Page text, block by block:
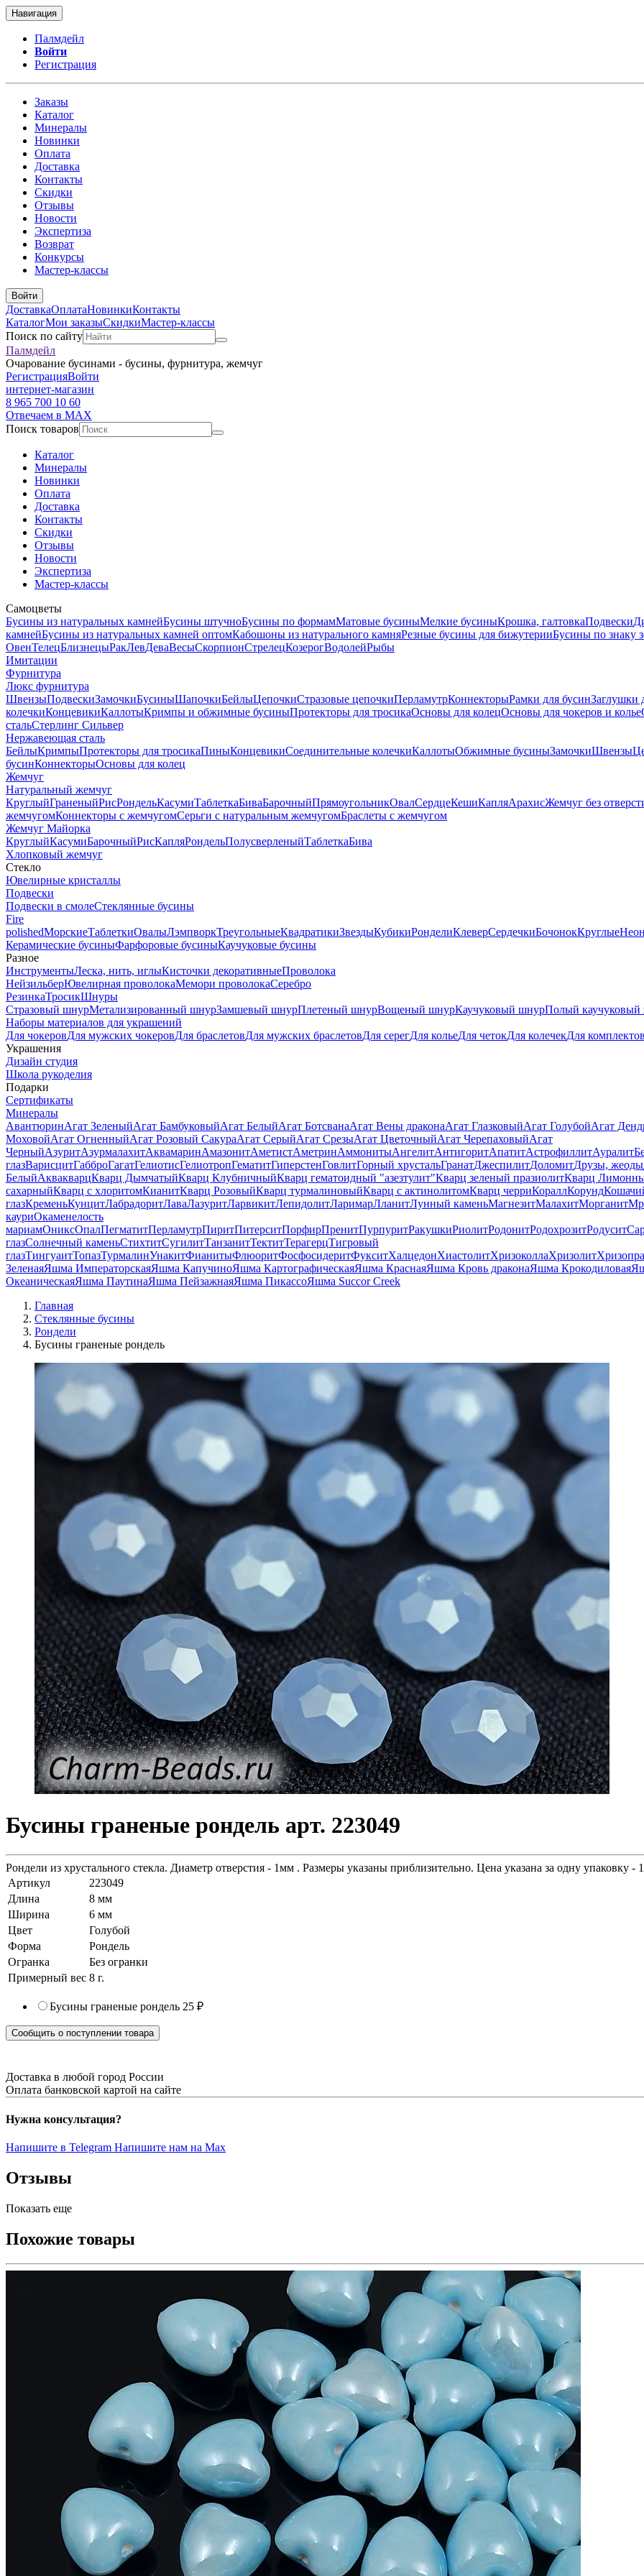
Навигация
Палмдейл
Войти
Регистрация
Заказы
Каталог
Минералы
Новинки
Оплата
Доставка
Контакты
Скидки
Отзывы
Новости
Экспертиза
Возврат
Конкурсы
Мастер-классы
Войти
ДоставкаОплатаНовинкиКонтакты
КаталогМои заказыСкидкиМастер-классы
Поиск по сайту
Палмдейл
Очарование бусинами - бусины, фурнитура, жемчуг
РегистрацияВойти
интернет-магазин
8 965 700 10 60
Отвечаем в MAX
Поиск товаров
Каталог
Минералы
Новинки
Оплата
Доставка
Контакты
Скидки
Отзывы
Новости
Экспертиза
Мастер-классы
Самоцветы
Бусины из натуральных камнейБусины штучноБусины по формамМатовые бусиныМелкие бусиныКрошка, галтовкаПодвески
камнейБусины из натуральных камней оптомКабошоны из натурального камняРезные бусины для бижутерииБусины по знаку
ОвенТелецБлизнецыРакЛевДеваВесыСкорпионСтрелецКозерогВодолейРыбы
Имитации
Фурнитура
Люкс фурнитура
ШвензыПодвескиЗамочкиБусиныШапочкиБейлыЦепочкиСтразовые цепочкиПерламутрКоннекторыРамки для бусинЗаглушки
колечкиКонцевикиКаллотыКримпы и обжимные бусиныПротекторы для тросикаОсновы для колецОсновы для чокеров и колье
стальСтерлинг Сильвер
Нержавеющая сталь
БейлыКримпыПротекторы для тросикаПиныКонцевикиСоединительные колечкиКаллотыОбжимные бусиныЗамочкиШвензы
бусинКоннекторыОсновы для колец
Жемчуг
Натуральный жемчуг
КруглыйГраненыйРисРондельКасумиТаблеткаБиваБарочныйПрямоугольникОвалСердцеКешиКапляАрахисЖемчуг без
жемчугомКоннекторы с жемчугомСерьги с натуральным жемчугомБраслеты с жемчугом
Жемчуг Майорка
КруглыйКасумиБарочныйРисКапляРондельПолусверленыйТаблеткаБива
Хлопковый жемчуг
Стекло
Ювелирные кристаллы
Подвески
Подвески в смолеСтеклянные бусины
Fire
polishedМорскиеТаблеткиОвалыЛэмпворкТреугольныеКвадратикиЗвездыКубикиРонделиКлеверСердечкиБочонокКруглые
Керамические бусиныФарфоровые бусиныКаучуковые бусины
Разное
ИнструментыЛеска, нить, иглыКисточки декоративныеПроволока
НейзильберЮвелирная проволокаМемори проволокаСеребро
РезинкаТросикШнуры
Стразовый шнурМетализированный шнурЗамшевый шнурПлетеный шнурВощеный шнурКаучуковый шнурПолый
Наборы материалов для украшений
Для чокеровДля мужских чокеровДля браслетовДля мужских браслетовДля серегДля кольеДля четокДля колечекДля
Украшения
Дизайн студия
Школа рукоделия
Подарки
Сертификаты
Минералы
АвантюринАгат ЗеленыйАгат БамбуковыйАгат БелыйАгат БотсванаАгат Вены драконаАгат ГлазковыйАгат ГолубойАгат
МоховойАгат ОгненныйАгат Розовый СакураАгат СерыйАгат СрезыАгат ЦветочныйАгат ЧерепаховыйАгат
ЧерныйАзуритАзурмалахитАквамаринАмазонитАметистАметринАммонитыАнгелитАнтигоритАпатитАстрофиллитАуралит
глазВарисцитГабброГагатГелиотисГелиотропГематитГиперстенГовлитГорный хрустальГранатДжеспилитДоломитДрузы, жеоды
БелыйАквакварцКварц ДымчатыйКварц КлубничныйКварц гематоидный "азезтулит"Кварц зеленый празиолитКварц
сахарныйКварц с хлоритомКианитКварц РозовыйКварц турмалиновыйКварц с актинолитомКварц черриКораллКорунд
глазКременьКунцитЛабрадоритЛаваЛазуритЛарвикитЛепидолитЛаримарЛланитЛунный каменьМагнезитМалахитМорганит
кауриОкаменелость
мариамОниксОпалПегматитПерламутрПиритПитерситПорфирПренитПурпуритРакушкиРиолитРодонитРодохрозитРодусит
глазСолнечный каменьСтихтитСугилитТанзанитТектитТерагерцТигровый
глазТингуаитТопазТурмалинУнакитФианитыФлюоритФосфосидеритФукситХалцедонХиастолитХризоколлаХризолит
ЗеленаяЯшма ИмператорскаяЯшма КапучиноЯшма КартографическаяЯшма КраснаяЯшма Кровь драконаЯшма Крокодиловая
ОкеаническаяЯшма ПаутинаЯшма ПейзажнаяЯшма ПикассоЯшма Succor Creek
Главная
Стеклянные бусины
Рондели
Бусины граненые рондель
Бусины граненые рондель арт. 223049
Рондели из хрустального стекла. Диаметр отверстия - 1мм . Размеры указаны приблизительно. Цена указана за одну упаковку -
Артикул
223049
Длина
8 мм
Ширина
6 мм
Цвет
Голубой
Форма
Рондель
Огранка
Без огранки
Примерный вес 8 г.
Бусины граненые рондель 25 ₽
Сообщить о поступлении товара
Доставка в любой город России
Оплата банковской картой на сайте
Нужна консультация?
Напишите в Telegram Напишите нам на Max
Отзывы
Показать еще
Похожие товары